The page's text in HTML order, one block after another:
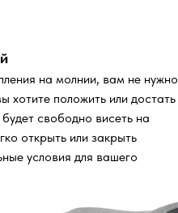
на молнии, вам не нужно
хотите положить или достать
свободно висеть на
открыть или закрыть
условия для вашего